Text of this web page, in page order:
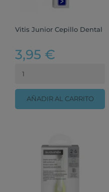
Vitis Junior Cepillo Dental
3,95 €
AÑADIR AL CARRITO